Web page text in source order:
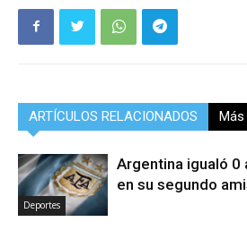
ARTÍCULOS RELACIONADOS
Deportes
Argentina igualó 0
en su segundo